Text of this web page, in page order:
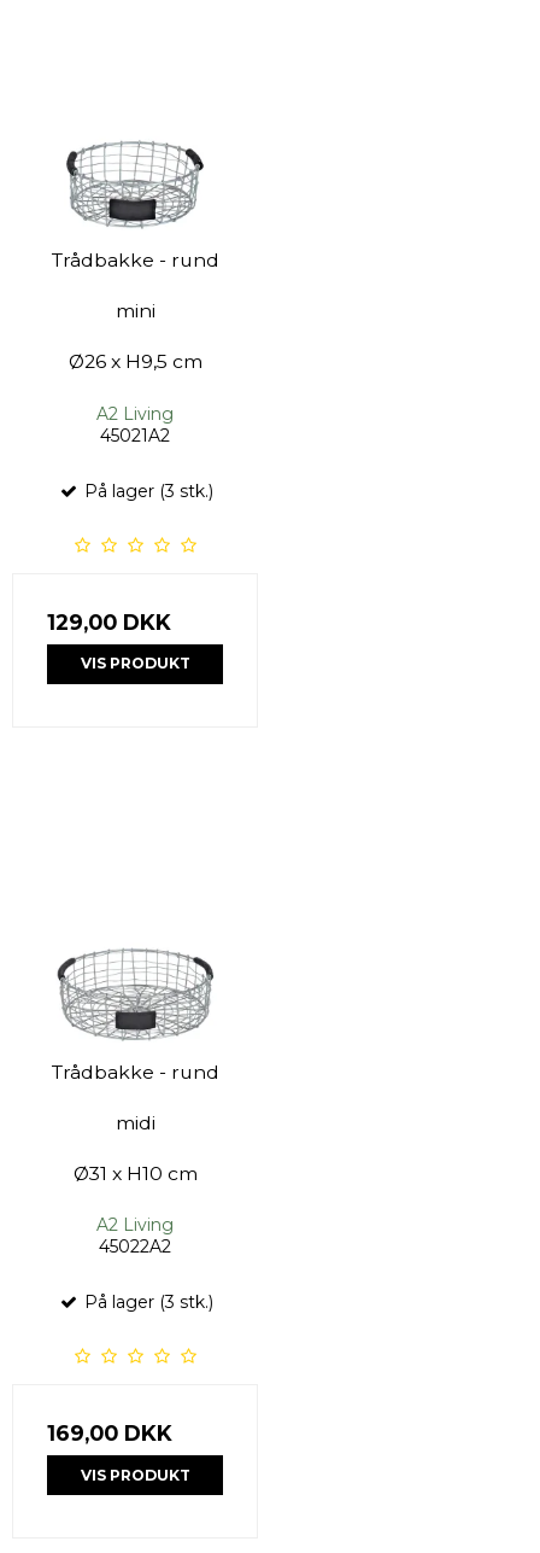
Trådbakke - rund
mini
Ø26 x H9,5 cm
A2 Living
45021A2
På lager (3 stk.)
129,00 DKK
VIS PRODUKT
Trådbakke - rund
midi
Ø31 x H10 cm
A2 Living
45022A2
På lager (3 stk.)
169,00 DKK
VIS PRODUKT